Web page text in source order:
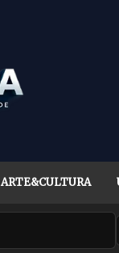
ARTE&CULTURA